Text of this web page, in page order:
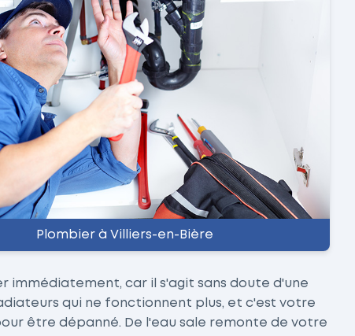
Plombier à Villiers-en-Bière
immédiatement, car il s'agit sans doute d'une
qui ne fonctionnent plus, et c'est votre
être dépanné. De l'eau sale remonte de votre